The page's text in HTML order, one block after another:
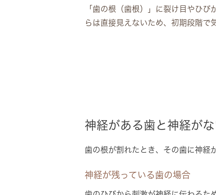
「歯の根（歯根）」に裂け目やひ
らは直接見えないため、初期段階で
神経がある歯と神経が
歯の根が割れたとき、その歯に神経
神経が残っている歯の場合